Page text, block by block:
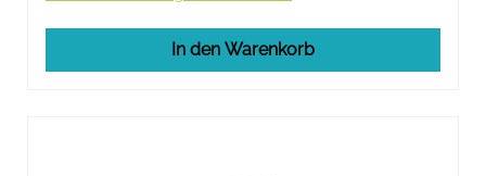
In den Warenkorb